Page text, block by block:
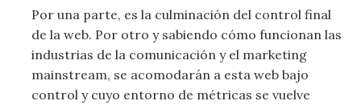
Por una parte, es la culminación del control final
de la web. Por otro y sabiendo cómo funcionan las
industrias de la comunicación y el marketing
mainstream, se acomodarán a esta web bajo
control y cuyo entorno de métricas se vuelve